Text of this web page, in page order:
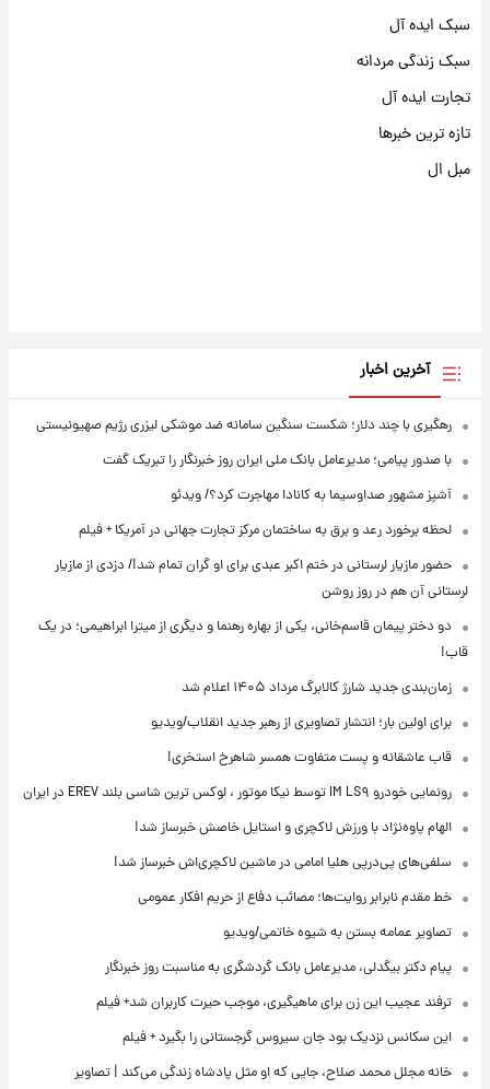
سبک ایده آل
سبک زندگی مردانه
تجارت ایده آل
تازه ترین خبرها
مبل ال
آخرین اخبار
رهگیری با چند دلار؛ شکست سنگین سامانه ضد موشکی لیزری رژیم صهیونیستی
با صدور پیامی؛ مدیرعامل بانک ملی ایران روز خبرنگار را تبریک گفت
آشپز مشهور صداوسیما به کانادا مهاجرت کرد؟/ ویدئو
لحظه برخورد رعد و برق به ساختمان مرکز تجارت جهانی در آمریکا + فیلم
حضور مازیار لرستانی در ختم اکبر عبدی برای او گران تمام شد!/ دزدی از مازیار
لرستانی آن هم در روز روشن
دو دختر پیمان قاسم‌خانی، یکی از بهاره رهنما و دیگری از میترا ابراهیمی؛ در یک
قاب!
زمان‌بندی جدید شارژ کالابرگ مرداد ۱۴۰۵ اعلام شد
برای اولین بار؛ انتشار تصاویری از رهبر جدید انقلاب/ویدیو
قاب عاشقانه و پست متفاوت همسر شاهرخ استخری!
رونمایی خودرو IM LS۹ توسط نیکا موتور ، لوکس ترین شاسی بلند EREV در ایران
الهام پاوه‌نژاد با ورزش لاکچری و استایل خاصش خبرساز شد!
سلفی‌های پی‌درپی هلیا امامی در ماشین لاکچری‌اش خبرساز شد!
خط مقدم نابرابر روایت‌ها؛ مصائب دفاع از حریم افکار عمومی
تصاویر عمامه بستن به شیوه خاتمی/ویدیو
پیام دکتر بیگدلی، مدیرعامل بانک گردشگری به مناسبت روز خبرنگار
ترفند عجیب این زن برای ماهیگیری، موجب حیرت کاربران شد+ فیلم
این سکانس نزدیک بود جان سیروس گرجستانی را بگیرد + فیلم
خانه مجلل محمد صلاح، جایی که او مثل پادشاه زندگی می‌کند | تصاویر